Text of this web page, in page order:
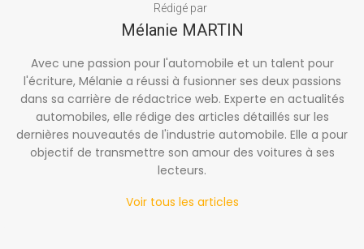
Rédigé par
Mélanie MARTIN
Avec une passion pour l'automobile et un talent pour
l'écriture, Mélanie a réussi à fusionner ses deux passions
dans sa carrière de rédactrice web. Experte en actualités
automobiles, elle rédige des articles détaillés sur les
dernières nouveautés de l'industrie automobile. Elle a pour
objectif de transmettre son amour des voitures à ses
lecteurs.
Voir tous les articles